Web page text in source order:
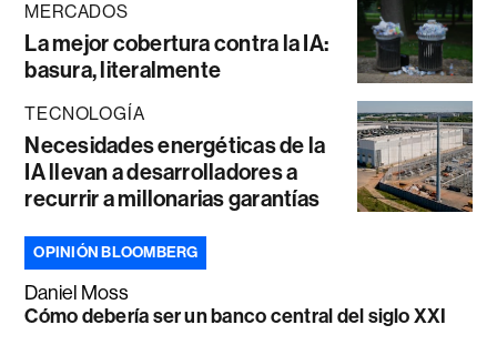
MERCADOS
La mejor cobertura contra la IA:
basura, literalmente
TECNOLOGÍA
Necesidades energéticas de la
IA llevan a desarrolladores a
recurrir a millonarias garantías
OPINIÓN BLOOMBERG
Daniel Moss
Cómo debería ser un banco central del siglo XXI